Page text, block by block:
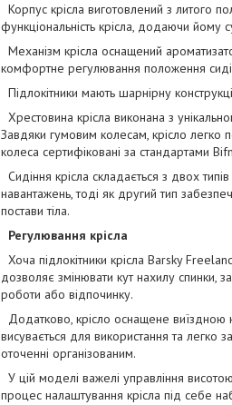
Корпус крісла виготовлений з литого
функціональність крісла, додаючи йому
Механізм крісла оснащений
комфортне регулювання положення
Підлокітники мають шарнірну
Хрестовина крісла виконана з
Завдяки гумовим колесам, крісло легко
колеса сертифіковані за стандартами
Сидіння крісла складається з двох
навантажень, тоді як другий тип
постави тіла.
Регулювання крісла
Хоча підлокітники крісла Barsky
дозволяє змінювати кут нахилу спинки,
роботи або відпочинку.
Додатково, крісло оснащене виїздною
висувається для використання та легко
оточенні організованим.
У цій моделі важелі управління
процес налаштування крісла під себе